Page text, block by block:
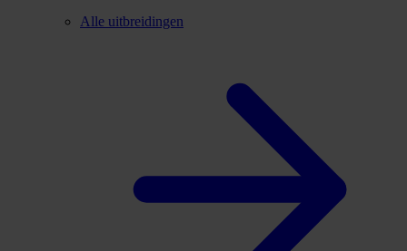
Alle uitbreidingen